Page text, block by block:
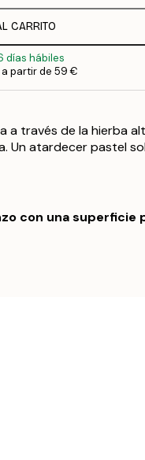
CARRITO
días hábiles
partir de 59 €
a través de la hierba
Un atardecer pastel
con una superficie